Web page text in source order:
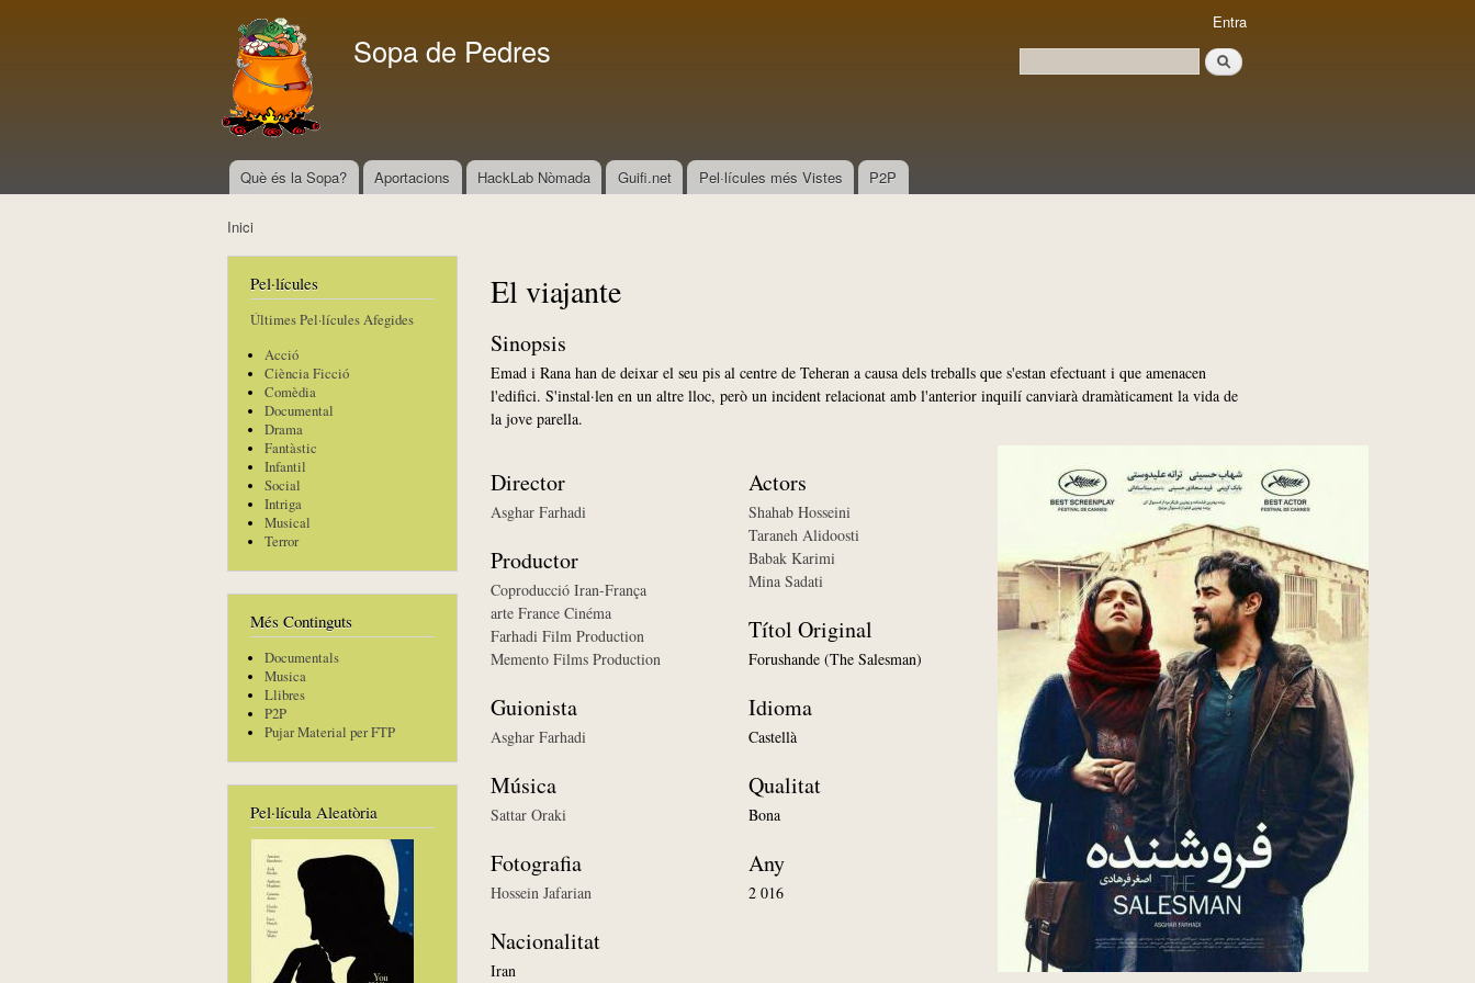
Sopa de Pedres
Formulari de cerca
Cerca
Menú principal
Què és la Sopa? Aportacions HackLab Nòmada Guifi.net Pel·lícules més Vistes P2P
Entra
Inici
Pel·lícules
Últimes Pel·lícules Afegides
Acció
Ciència Ficció
Comèdia
Documental
Drama
Fantàstic
Infantil
Social
Intriga
Musical
Terror
Més Continguts
Documentals
Musica
Llibres
P2P
Pujar Material per FTP
Pel·lícula Aleatòria
El viajante
Sinopsis
Emad i Rana han de deixar el seu pis al centre de Teheran a causa dels treballs que s'estan efectuant i que amenacen
l'edifici. S'instal·len en un altre lloc, però un incident relacionat amb l'anterior inquilí canviarà dramàticament la vida de
la jove parella.
Director
Asghar Farhadi
Productor
Coproducció Iran-França
arte France Cinéma
Farhadi Film Production
Memento Films Production
Guionista
Asghar Farhadi
Música
Sattar Oraki
Fotografia
Hossein Jafarian
Nacionalitat
Iran
Actors
Shahab Hosseini
Taraneh Alidoosti
Babak Karimi
Mina Sadati
Títol Original
Forushande (The Salesman)
Idioma
Castellà
Qualitat
Bona
Any
2 016